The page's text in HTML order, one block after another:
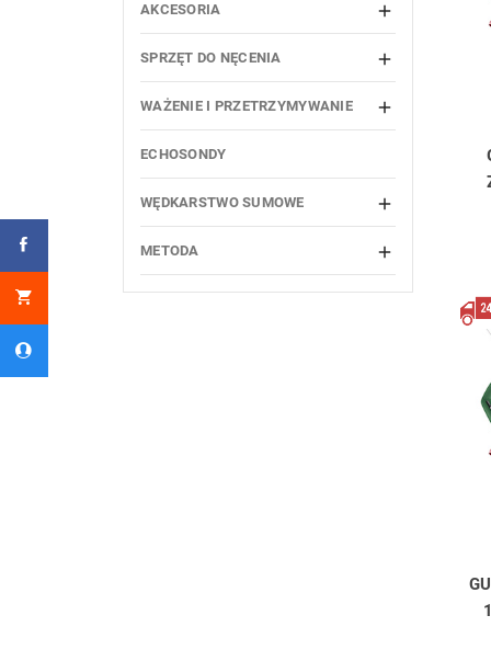
AKCESORIA 
SPRZĘT DO NĘCENIA 
WAŻENIE I PRZETRZYMYWANIE 
ECHOSONDY
WĘDKARSTWO SUMOWE 
METODA 